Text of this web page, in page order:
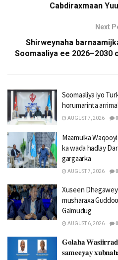
Cabdiraxmaan
Next
Shirweynaha
Soomaaliya ee 2026–2030
Soomaaliya iyo
horumarinta
AUGUST 7, 2026 0
Maamulka
ka wada hadlay
gargaarka
AUGUST 7, 2026 0
Xuseen
musharaxa
Galmudug
AUGUST 6, 2026 0
𝐆𝐨𝐥𝐚𝐡𝐚
𝐬𝐚𝐦𝐞𝐞𝐲𝐚𝐲